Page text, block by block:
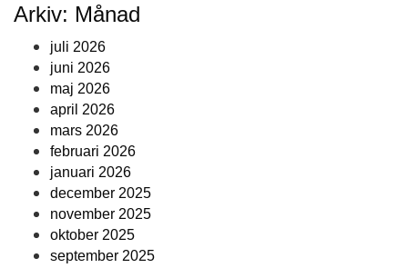
Arkiv: Månad
juli 2026
juni 2026
maj 2026
april 2026
mars 2026
februari 2026
januari 2026
december 2025
november 2025
oktober 2025
september 2025